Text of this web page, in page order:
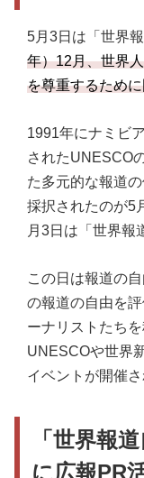
5月3日は「世界
年）12月、世界
を尊重するため
1991年にナミビ
されたUNESCO
た多元的な報道
採択されたのが5
月3日は「世界報
この日は報道の
の報道の自由を
ーナリストたち
UNESCOや世界
イベントが開催さ
「世界報
に広報PR